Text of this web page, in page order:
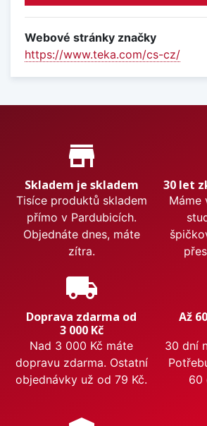
Webové stránky značky
https://www.teka.com/cs-cz/
Proč nakupovat u nás?
store_mall_directory
Skladem je skladem
Tisíce produktů skladem
přímo v Pardubicích.
Objednáte dnes, máte
zítra.
30 let
Máme
local_shipping
Doprava zdarma od
3 000 Kč
Nad 3 000 Kč máte
dopravu zdarma. Ostatní
objednávky už od 79 Kč.
Až
30 dní
60